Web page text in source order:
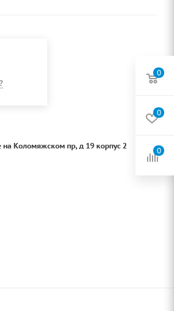
Коломяжском пр, д 19 корпус 2
0
0
0